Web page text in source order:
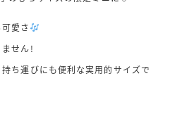
愛さ
せん!
ち運びにも便利な実用的サイズで